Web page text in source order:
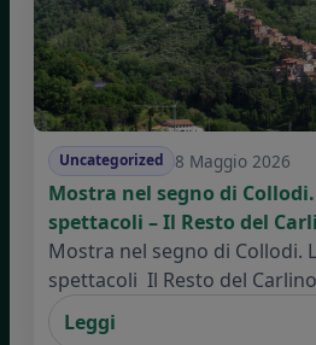
Uncategorized 8 Maggio 2026
Mostra nel segno di
spettacoli – Il Resto del
Mostra nel segno di Collodi.
spettacoli Il Resto del
Leggi